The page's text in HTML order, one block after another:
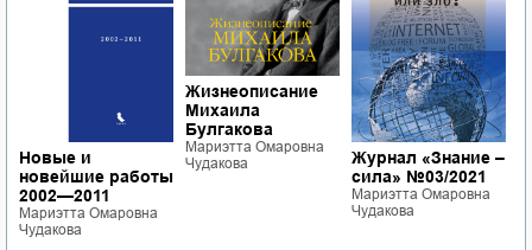
Новые и
новейшие работы
2002—2011
Мариэтта Омаровна
Чудакова
Жизнеописание
Михаила
Булгакова
Мариэтта Омаровна
Чудакова
Журнал «Знание –
сила» №03/2021
Мариэтта Омаровна
Чудакова